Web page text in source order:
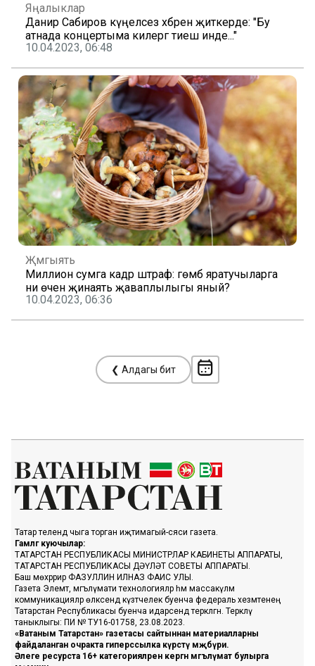
Яңалыклар
Данир Сабиров күңелсез хәбәрен җиткерде: "Бу
атнада концертыма килергә тиеш инде..."
10.04.2023, 06:48
Җәмгыять
Миллион сумга кадәр штраф: гөмбә яратучыларга
ни өчен җинаять җаваплылыгы яный?
10.04.2023, 06:36
❮ Алдагы бит
Татар телендә чыга торган иҗтимагый-сәяси газета.
Гамәлгә куючылар:
ТАТАРСТАН РЕСПУБЛИКАСЫ МИНИСТРЛАР КАБИНЕТЫ АППАРАТЫ,
ТАТАРСТАН РЕСПУБЛИКАСЫ ДӘҮЛӘТ СОВЕТЫ АППАРАТЫ.
Баш мөхәррир ФАЗУЛЛИН ИЛНАЗ ФАИС УЛЫ.
Газета Элемтә, мәгълүмати технологияләр һәм массакүләм
коммуникацияләр өлкәсендә күзәтчелек буенча федераль хезмәтенең
Татарстан Республикасы буенча идарәсендә теркәлгән. Теркәлү
таныклыгы: ПИ № ТУ16-01758, 23.08.2023.
«Ватаным Татарстан» газетасы сайтыннан материалларны
файдаланган очракта гиперссылка күрсәтү мәҗбүри.
Әлеге ресурста 16+ категорияләренә кергән мәгълүмат булырга